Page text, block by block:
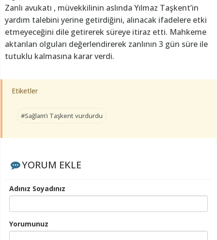
Zanlı avukatı , müvekkilinin aslında Yılmaz Taşkent’in
yardım talebini yerine getirdiğini, alınacak ifadelere etki
etmeyeceğini dile getirerek süreye itiraz etti. Mahkeme
aktarılan olguları değerlendirerek zanlının 3 gün süre ile
tutuklu kalmasına karar verdi.
Etiketler
#Sağlam’ı Taşkent vurdurdu
YORUM EKLE
Adınız Soyadınız
Yorumunuz